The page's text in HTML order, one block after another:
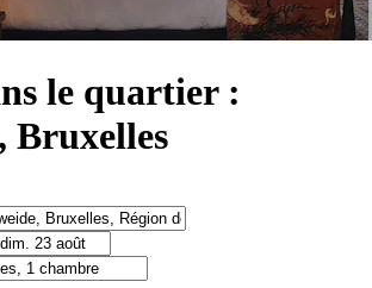
le quartier :
Bruxelles